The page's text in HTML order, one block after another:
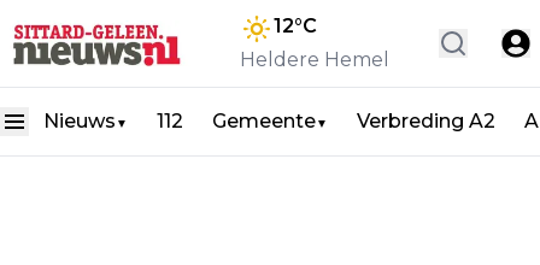
12°C
Heldere Hemel
Nieuws ▼ 112 Gemeente▼ Verbreding A2